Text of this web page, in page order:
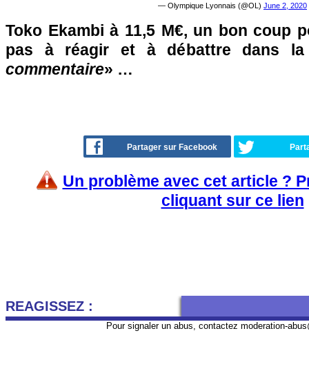
— Olympique Lyonnais (@OL) June 2, 2020
Toko Ekambi à 11,5 M€, un bon coup
pas à réagir et à débattre dans
commentaire» …
Partager sur Facebook
Un problème avec cet article ?
cliquant sur ce lien
REAGISSEZ :
Pour signaler un abus, contactez moderation-